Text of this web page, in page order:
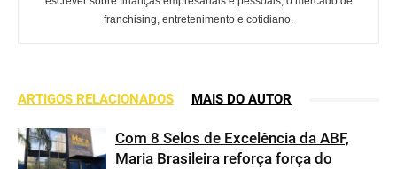
franchising, entretenimento e cotidiano.
ARTIGOS RELACIONADOS MAIS DO AUTOR
Com 8 Selos de Excelência da ABF,
Maria Brasileira reforça força do